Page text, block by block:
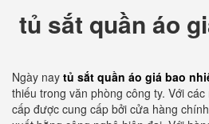
tủ sắt quần áo
Ngày nay tủ sắt quần áo giá bao
thiếu trong văn phòng công ty. Với
cấp được cung cấp bởi cửa hàng